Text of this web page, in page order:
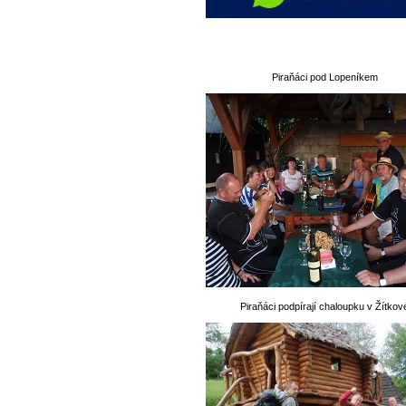
Piraňáci pod Lopeníkem
Piraňáci podpírají chaloupku v